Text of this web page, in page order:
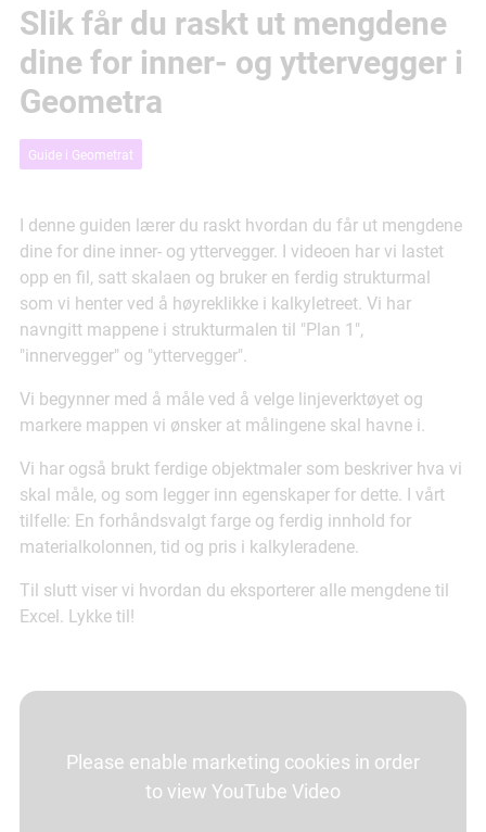
Slik får du raskt ut mengdene
dine for inner- og yttervegger i
Geometra
Guide i Geometrat
I denne guiden lærer du raskt hvordan du får ut mengdene
dine for dine inner- og yttervegger. I videoen har vi lastet
opp en fil, satt skalaen og bruker en ferdig strukturmal
som vi henter ved å høyreklikke i kalkyletreet. Vi har
navngitt mappene i strukturmalen til "Plan 1",
"innervegger" og "yttervegger".
Vi begynner med å måle ved å velge linjeverktøyet og
markere mappen vi ønsker at målingene skal havne i.
Vi har også brukt ferdige objektmaler som beskriver hva vi
skal måle, og som legger inn egenskaper for dette. I vårt
tilfelle: En forhåndsvalgt farge og ferdig innhold for
materialkolonnen, tid og pris i kalkyleradene.
Til slutt viser vi hvordan du eksporterer alle mengdene til
Excel. Lykke til!
Please enable marketing cookies in order
to view YouTube Video